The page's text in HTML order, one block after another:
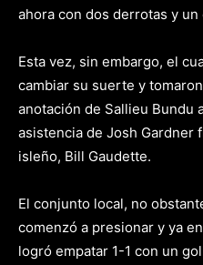
ahora con dos derrotas y un
Esta vez, sin embargo, el
cambiar su suerte y
anotación de Sallieu Bundu
asistencia de Josh Gardner
isleño, Bill Gaudette.
El conjunto local, no
comenzó a presionar y ya
logró empatar 1-1 con un